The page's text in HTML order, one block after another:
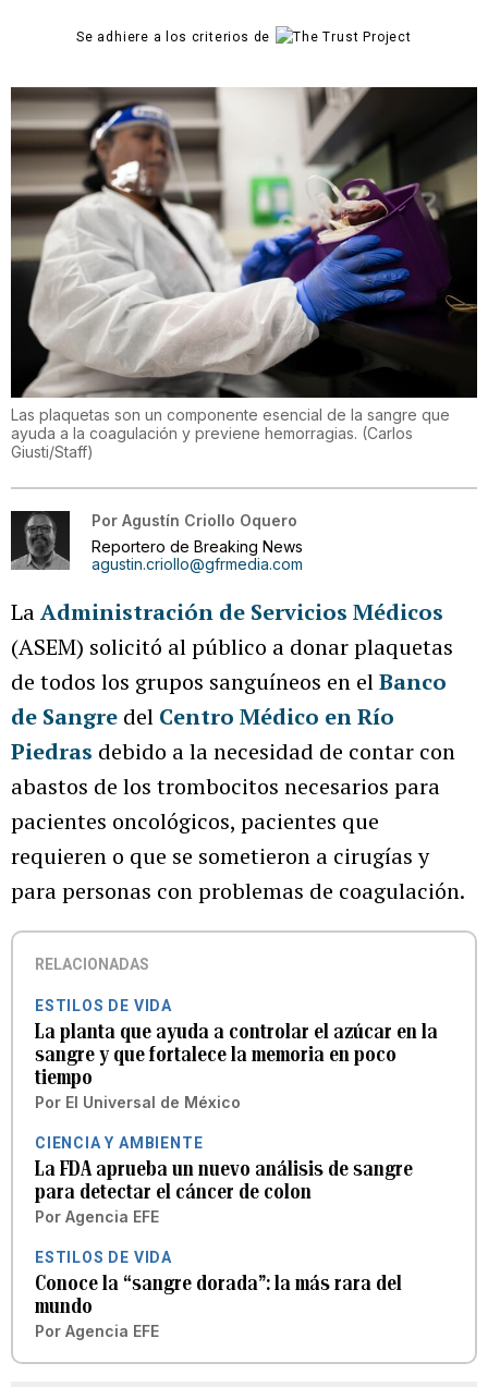
Se adhiere a los criterios de
Las plaquetas son un componente esencial de la sangre que
ayuda a la coagulación y previene hemorragias. (Carlos
Giusti/Staff)
Por Agustín Criollo Oquero
Reportero de Breaking News
agustin.criollo@gfrmedia.com
LaAdministración de Servicios Médicos
(ASEM) solicitó al público a donar plaquetas
de todos los grupos sanguíneos en elBanco
de Sangre del Centro Médico en Río
Piedras debido a la necesidad de contar con
abastos de los trombocitos necesarios para
pacientes oncológicos, pacientes que
requieren o que se sometieron a cirugías y
para personas con problemas de coagulación.
RELACIONADAS
ESTILOS DE VIDA
La planta que ayuda a controlar el azúcar en la
sangre y que fortalece la memoria en poco
tiempo
Por El Universal de México
CIENCIA Y AMBIENTE
La FDA aprueba un nuevo análisis de sangre
para detectar el cáncer de colon
Por Agencia EFE
ESTILOS DE VIDA
Conoce la “sangre dorada”: la más rara del
mundo
Por Agencia EFE